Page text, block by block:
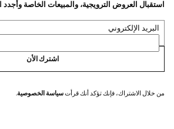
استقبال العروض الترويجية، والمبيعات الخاصة وأجدد
البريد الإلكتروني
اشترك الأن
من خلال الاشتراك، فإنك تؤكد أنك قرأتسياسة الخصوصية.